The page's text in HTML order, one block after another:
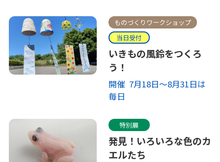
ものづくりワークショップ
当日受付
いきもの風鈴をつくろ
う！
開催 7月18日～8月31日は
毎日
特別展
発見！いろいろな色のカ
エルたち